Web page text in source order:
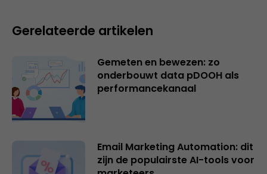
Gerelateerde artikelen
Gemeten en bewezen: zo
onderbouwt data pDOOH als
performancekanaal
Email Marketing Automation: dit
zijn de populairste AI-tools voor